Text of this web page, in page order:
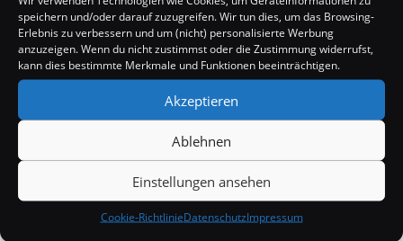
speichern und/oder darauf zuzugreifen. Wir tun dies, um das Browsing-
Erlebnis zu verbessern und um (nicht) personalisierte Werbung
anzuzeigen. Wenn du nicht zustimmst oder die Zustimmung widerrufst,
kann dies bestimmte Merkmale und Funktionen beeinträchtigen.
Akzeptieren
Ablehnen
Einstellungen ansehen
Cookie-RichtlinieDatenschutzImpressum